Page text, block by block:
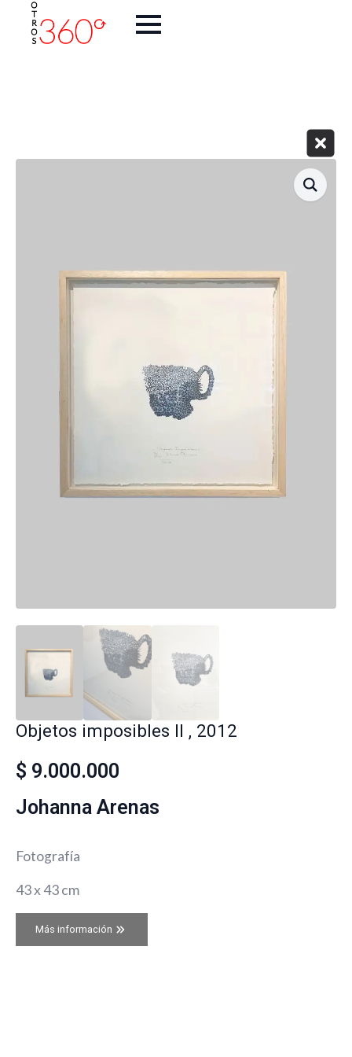
Objetos imposibles II , 2012
$ 9.000.000
Johanna Arenas
Fotografía
43 x 43 cm
Más información